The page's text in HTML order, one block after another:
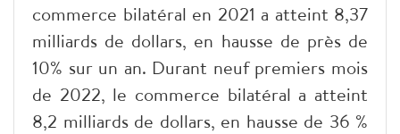
commerce bilatéral en 2021 a atteint 8,37
milliards de dollars, en hausse de près de
10% sur un an. Durant neuf premiers mois
de 2022, le commerce bilatéral a atteint
8,2 milliards de dollars, en hausse de 36 %